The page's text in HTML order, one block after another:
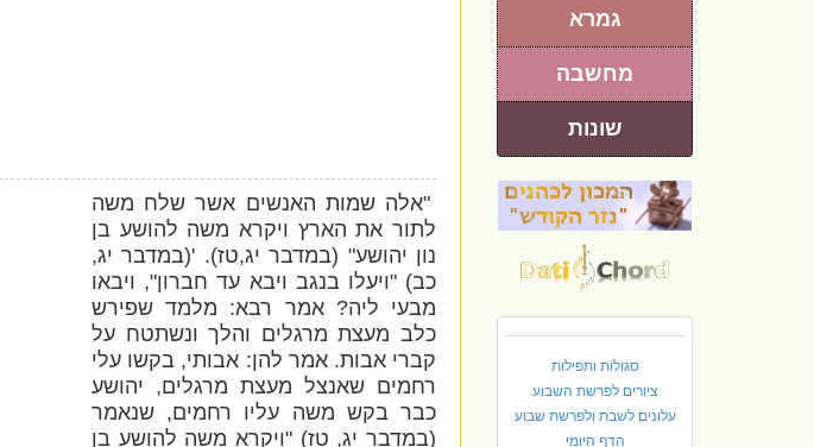
גמרא
מחשבה
שונות
סגולות ותפילות
ציורים לפרשת השבוע
עלונים לשבת ולפרשת שבוע
הדף היומי
"אלה שמות האנשים אשר שלח משה
לתור את הארץ ויקרא משה להושע בן
נון יהושע" (במדבר יג,טז). '(במדבר יג,
כב) "ויעלו בנגב ויבא עד חברון", ויבאו
מבעי ליה? אמר רבא: מלמד שפירש
כלב מעצת מרגלים והלך ונשתטח על
קברי אבות. אמר להן: אבותי, בקשו עלי
רחמים שאנצל מעצת מרגלים, יהושע
כבר בקש משה עליו רחמים, שנאמר
(במדבר יג, טז) "ויקרא משה להושע בן